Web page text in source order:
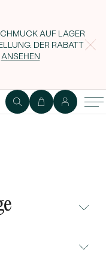
AUF LAGER
DER RABATT
ANSEHEN
Diamanten